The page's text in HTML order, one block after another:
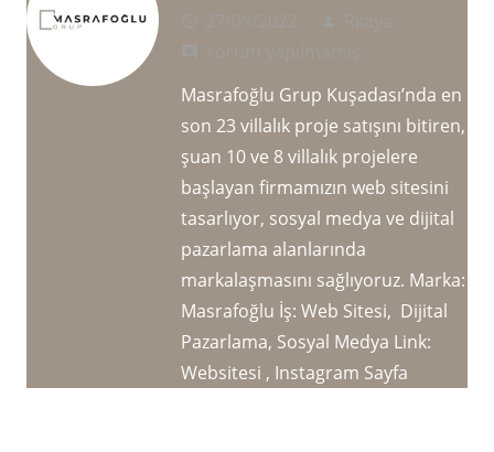
27/09/2022 person
Masrafoğlu Grup Kuşadası’nda en
son 23 villalık proje satışını bitiren,
şuan 10 ve 8 villalık projelere
başlayan firmamızın web sitesini
tasarlıyor, sosyal medya ve dijital
pazarlama alanlarında
markalaşmasını sağlıyoruz. Marka:
Masrafoğlu İş: Web Sitesi, Dijital
Pazarlama, Sosyal Medya Link:
Websitesi , Instagram Sayfa